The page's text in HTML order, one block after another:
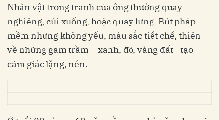
Nhân vật trong tranh của ông thường quay
nghiêng, cúi xuống, hoặc quay lưng. Bút pháp
mềm nhưng không yếu, màu sắc tiết chế, thiên
về những gam trầm – xanh, đỏ, vàng đất - tạo
cảm giác lặng, nén.